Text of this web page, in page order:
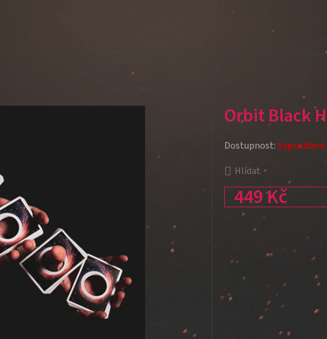
Orbit Black
Hlídat
449 Kč
Měrná cena:
Dostupnost:Vyprodáno